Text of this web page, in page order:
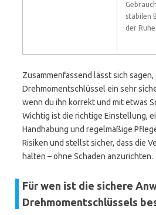
stabilen
der
Zusammenfassend lässt sich sagen,
Drehmomentschlüssel ein sehr
wenn du ihn korrekt und mit etwas
Wichtig ist die richtige Einstellung,
Handhabung und regelmäßige
Risiken und stellst sicher, dass die
halten – ohne Schaden anzurichten.
Für wen ist die sichere
Drehmomentschlüssels